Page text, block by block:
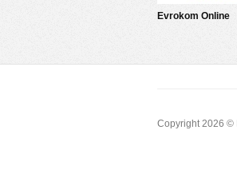
Evrokom Online
Copyright 2026 ©